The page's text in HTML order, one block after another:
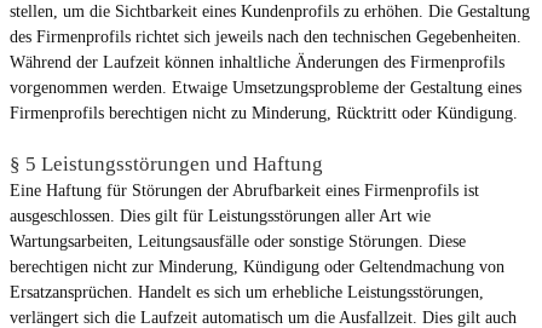
stellen, um die Sichtbarkeit eines Kundenprofils zu erhöhen. Die Gestaltung
des Firmenprofils richtet sich jeweils nach den technischen Gegebenheiten.
Während der Laufzeit können inhaltliche Änderungen des Firmenprofils
vorgenommen werden. Etwaige Umsetzungsprobleme der Gestaltung eines
Firmenprofils berechtigen nicht zu Minderung, Rücktritt oder Kündigung.
§ 5 Leistungsstörungen und Haftung
Eine Haftung für Störungen der Abrufbarkeit eines Firmenprofils ist
ausgeschlossen. Dies gilt für Leistungsstörungen aller Art wie
Wartungsarbeiten, Leitungsausfälle oder sonstige Störungen. Diese
berechtigen nicht zur Minderung, Kündigung oder Geltendmachung von
Ersatzansprüchen. Handelt es sich um erhebliche Leistungsstörungen,
verlängert sich die Laufzeit automatisch um die Ausfallzeit. Dies gilt auch